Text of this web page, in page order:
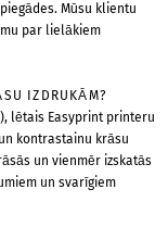
Mūsu klientu
par lielākiem
IZDRUKĀM?
lētais Easyprint printeru
kontrastainu krāsu
un vienmēr izskatās
un svarīgiem